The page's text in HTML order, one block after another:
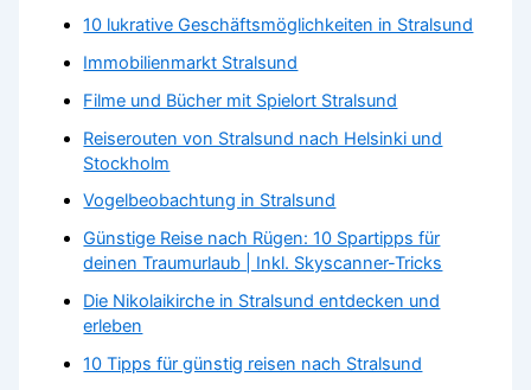
10 lukrative Geschäftsmöglichkeiten in Stralsund
Immobilienmarkt Stralsund
Filme und Bücher mit Spielort Stralsund
Reiserouten von Stralsund nach Helsinki und
Stockholm
Vogelbeobachtung in Stralsund
Günstige Reise nach Rügen: 10 Spartipps für
deinen Traumurlaub | Inkl. Skyscanner-Tricks
Die Nikolaikirche in Stralsund entdecken und
erleben
10 Tipps für günstig reisen nach Stralsund